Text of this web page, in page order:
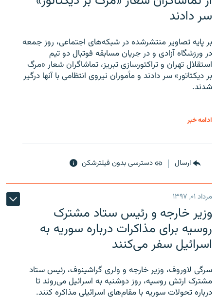
سر دادند
بر پایه تصاویر منتشرشده در شبکه‌های اجتماعی، روز جمعه
در ورزشگاه آزادی و در جریان مسابقه فوتبال دو تیم
استقلال تهران و تراکتورسازی تبریز، تماشاگران شعار «مرگ
بر دیکتاتور» سر دادند و مأموران نیروی انتظامی با آنها درگیر
شدند.
ادامه خبر
ارسال دسترسی بدون فیلترشکن
مرداد ۰۱, ۱۳۹۷
وزیر خارجه و رئیس‌ ستاد مشترک
روسیه برای مذاکرات درباره سوریه به
اسرائیل سفر می‌کنند
سرگی لاوروف، وزیر خارجه و ولری گراشینوف، رئیس ستاد
مشترک ارتش روسیه، روز دوشنبه به اسرائیل می‌روند تا
درباره تحولات سوریه با مقام‌های اسرائیلی مذاکره کنند.